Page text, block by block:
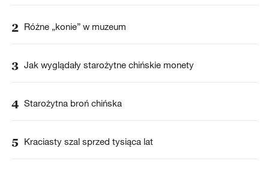
2 Różne „konie” w muzeum
3 Jak wyglądały starożytne chińskie monety
4 Starożytna broń chińska
5 Kraciasty szal sprzed tysiąca lat